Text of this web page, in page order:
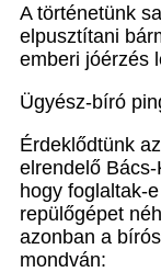
A történetünk
elpusztítani
emberi jóérzés
Ügyész-bíró
Érdeklődtünk
elrendelő
hogy foglaltak-
repülőgépet
azonban a
mondván: